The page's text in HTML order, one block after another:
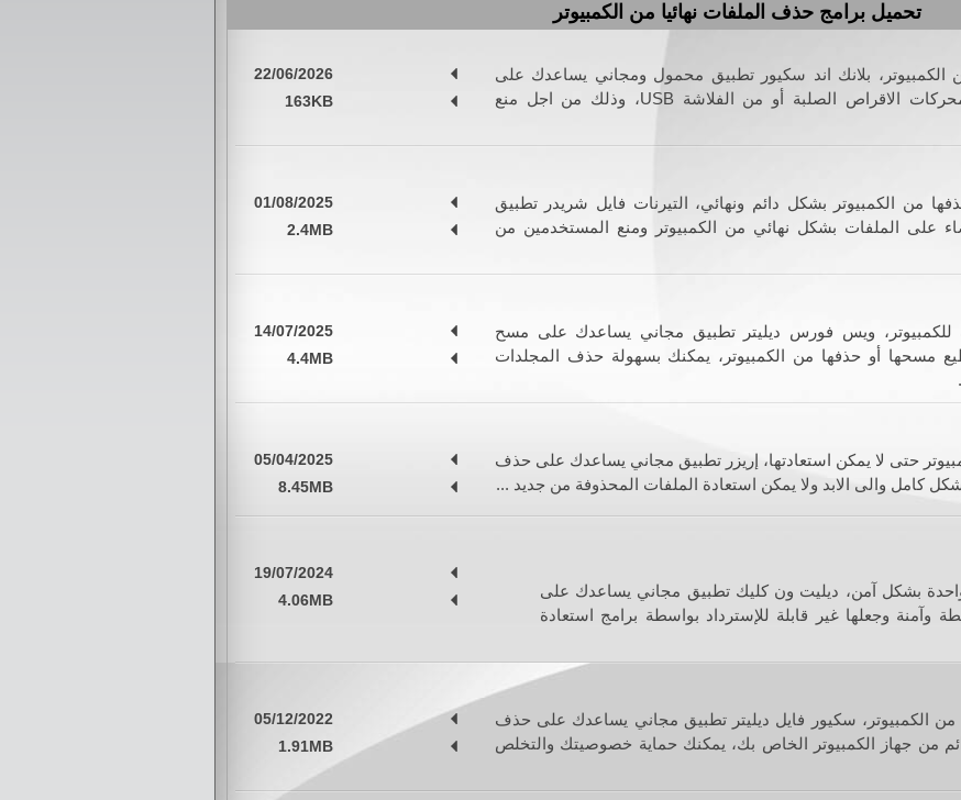
تحميل برامج حذف الملفات نهائيا من الكمبيوتر
الكمبيوتر، بلانك اند سكيور تطبيق محمول ومجاني يساعدك على
حذف ومسح الملفات نهائيا من محركات الاقراص الصلبة أو من الفلاشة USB، وذلك من اجل منع
22/06/2026
163KB
من الكمبيوتر بشكل دائم ونهائي، التيرنات فايل شريدر تطبيق
الملفات بشكل نهائي من الكمبيوتر ومنع المستخدمين من
01/08/2025
2.4MB
للكمبيوتر، ويس فورس ديليتر تطبيق مجاني يساعدك على مسح
مسحها أو حذفها من الكمبيوتر، يمكنك بسهولة حذف المجلدات
14/07/2025
4.4MB
حتى لا يمكن استعادتها، إريزر تطبيق مجاني يساعدك على حذف
كامل والى الابد ولا يمكن استعادة الملفات المحذوفة من جديد ...
05/04/2025
8.45MB
بشكل آمن، ديليت ون كليك تطبيق مجاني يساعدك على
وآمنة وجعلها غير قابلة للإسترداد بواسطة برامج استعادة
19/07/2024
4.06MB
من الكمبيوتر، سكيور فايل ديليتر تطبيق مجاني يساعدك على حذف
من جهاز الكمبيوتر الخاص بك، يمكنك حماية خصوصيتك والتخلص
05/12/2022
1.91MB